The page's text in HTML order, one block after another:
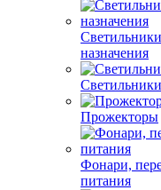
назначения
Прожекторы
Фонари,
питания